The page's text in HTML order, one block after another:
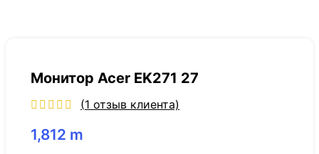
Монитор Acer EK271 27
(1 отзыв клиента)
1,812 m